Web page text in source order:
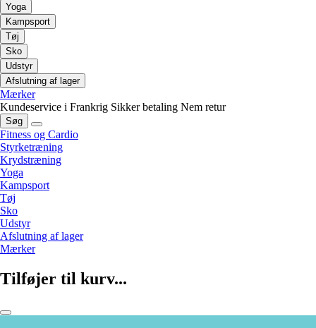
Yoga
Kampsport
Tøj
Sko
Udstyr
Afslutning af lager
Mærker
Kundeservice i Frankrig Sikker betaling Nem retur
Søg
Fitness og Cardio
Styrketræning
Krydstræning
Yoga
Kampsport
Tøj
Sko
Udstyr
Afslutning af lager
Mærker
Tilføjer til kurv...